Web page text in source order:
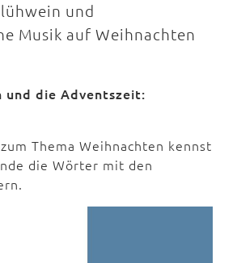
und
Musik auf Weihnachten
und die Adventszeit:
Thema Weihnachten kennst
die Wörter mit den